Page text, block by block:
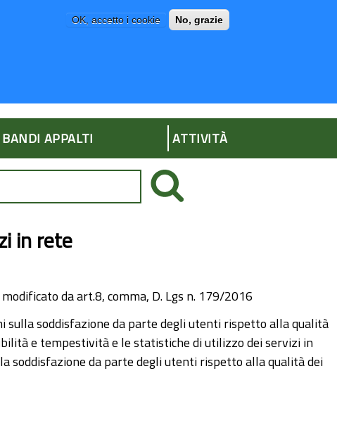
OK, accetto i cookie No, grazie
BANDI APPALTI ATTIVITÀ
in rete
da art.8, comma, D. Lgs n. 179/2016
soddisfazione da parte degli utenti rispetto alla qualità
e tempestività e le statistiche di utilizzo dei servizi in
soddisfazione da parte degli utenti rispetto alla qualità dei